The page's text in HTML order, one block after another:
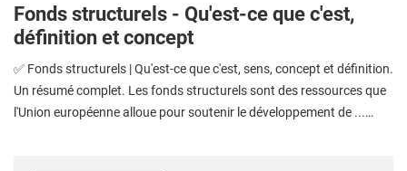
Fonds structurels - Qu'est-ce que c'est,
définition et concept
✅ Fonds structurels | Qu'est-ce que c'est, sens, concept et définition.
Un résumé complet. Les fonds structurels sont des ressources que
l'Union européenne alloue pour soutenir le développement de ...…